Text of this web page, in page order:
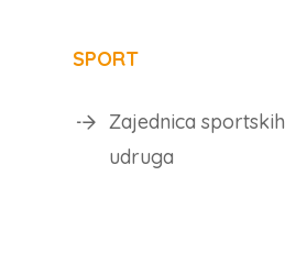
SPORT
Zajednica sportskih
udruga